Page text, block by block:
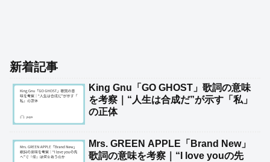
新着記事
King Gnu「GO GHOST」歌詞の意味
を考察｜“人生は合成だ”が示す「私」
の正体
Mrs. GREEN APPLE「Brand New」
歌詞の意味を考察｜“I love youの先